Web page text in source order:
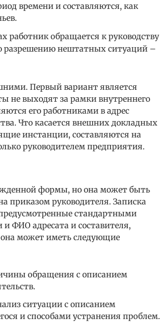
времени и составляются, как
работник обращается к руководству
нештатных ситуаций –
Первый вариант является
не выходят за рамки внутреннего
его работниками в адрес
Что касается внешних докладных
инстанции, составляются на
руководителем предприятия.
формы, но она может быть
приказом руководителя. Записка
стандартными
ФИО адресата и составителя,
она может иметь следующие
обращения с описанием
ситуации с описанием
и способами устранения проблем.